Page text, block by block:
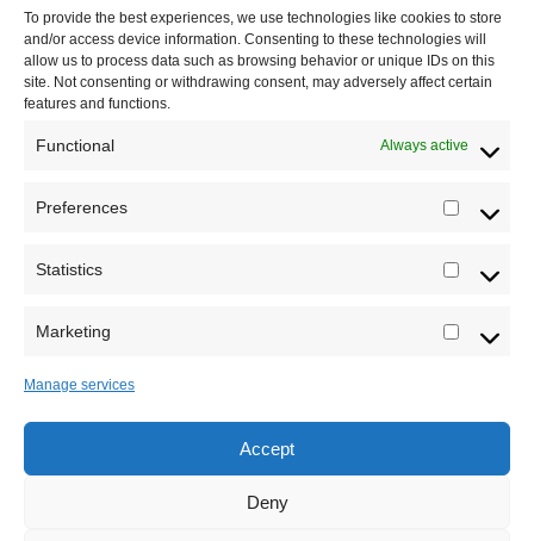
To provide the best experiences, we use technologies like cookies to store
and/or access device information. Consenting to these technologies will
allow us to process data such as browsing behavior or unique IDs on this
site. Not consenting or withdrawing consent, may adversely affect certain
features and functions.
Functional Always active
Preferences
Statistics
Marketing
Manage services
Accept
Deny
Saradnja
Sva prava zadržava Sve o arheologiji 2019-2026